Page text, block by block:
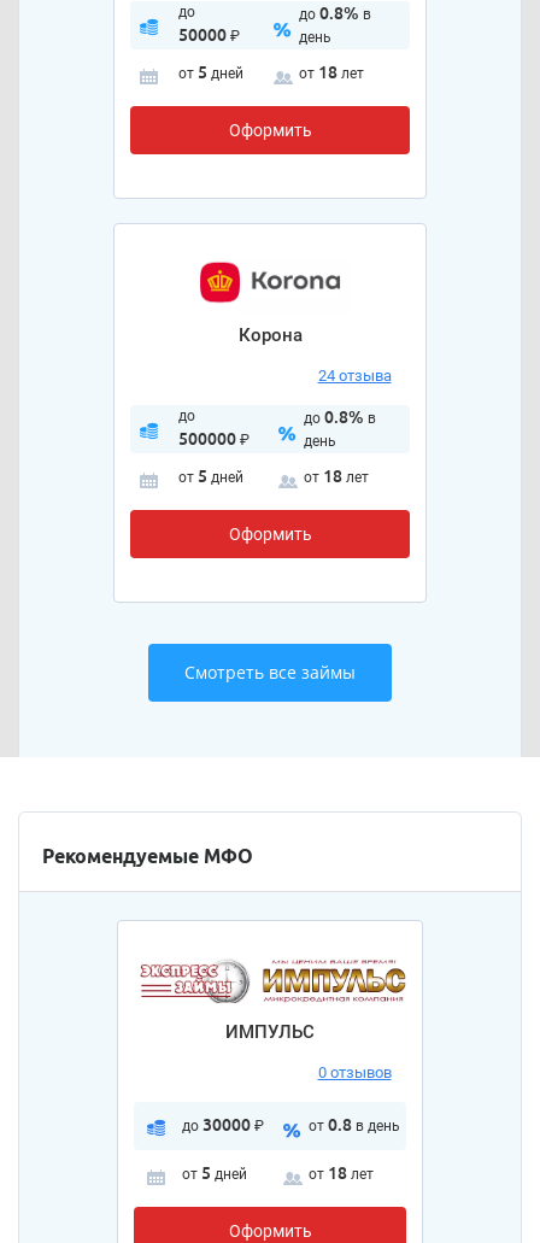
до
50000₽
до 0.8% в
день
от 5 дней от 18 лет
Оформить
Корона
24 отзыва
до
500000₽
до 0.8% в
день
от 5 дней от 18 лет
Оформить
Смотреть все займы
Рекомендуемые МФО
ИМПУЛЬС
0 отзывов
до 30000 ₽ от 0.8 в день
от 5 дней от 18 лет
Оформить